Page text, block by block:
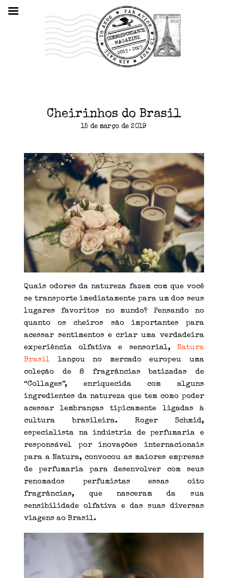
Cheirinhos do Brasil
15 de março de 2019
Quais odores da natureza fazem com que você
se transporte imediatamente para um dos seus
lugares favoritos no mundo? Pensando no
quanto os cheiros são importantes para
acessar sentimentos e criar uma verdadeira
experiência olfativa e sensorial, Natura
Brasil lançou no mercado europeu uma
coleção de 8 fragrâncias batizadas de
“Collages”, enriquecida com alguns
ingredientes da natureza que tem como poder
acessar lembranças tipicamente ligadas à
cultura brasileira. Roger Schmid,
especialista na indústria de perfumaria e
responsável por inovações internacionais
para a Natura, convocou as maiores empresas
de perfumaria para desenvolver com seus
renomados perfumistas essas oito
fragrâncias, que nasceram da sua
sensibilidade olfativa e das suas diversas
viagens ao Brasil.